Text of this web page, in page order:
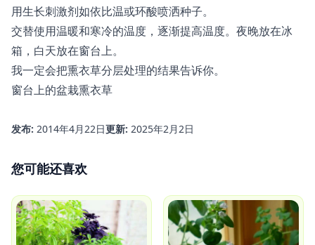
用生长刺激剂如依比温或环酸喷洒种子。
交替使用温暖和寒冷的温度，逐渐提高温度。夜晚放在冰
箱，白天放在窗台上。
我一定会把熏衣草分层处理的结果告诉你。
窗台上的盆栽熏衣草
发布: 2014年4月22日更新: 2025年2月2日
您可能还喜欢